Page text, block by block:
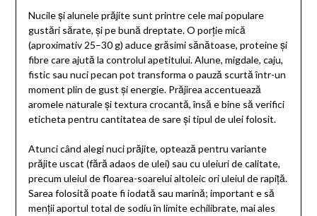
Nucile și alunele prăjite sunt printre cele mai populare
gustări sărate, și pe bună dreptate. O porție mică
(aproximativ 25–30 g) aduce grăsimi sănătoase, proteine și
fibre care ajută la controlul apetitului. Alune, migdale, caju,
fistic sau nuci pecan pot transforma o pauză scurtă într-un
moment plin de gust și energie. Prăjirea accentuează
aromele naturale și textura crocantă, însă e bine să verifici
eticheta pentru cantitatea de sare și tipul de ulei folosit.
Atunci când alegi nuci prăjite, optează pentru variante
prăjite uscat (fără adaos de ulei) sau cu uleiuri de calitate,
precum uleiul de floarea-soarelui altoleic ori uleiul de rapiță.
Sarea folosită poate fi iodată sau marină; important e să
menții aportul total de sodiu în limite echilibrate, mai ales